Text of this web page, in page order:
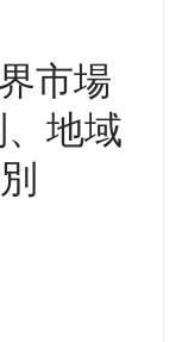
市場
地域